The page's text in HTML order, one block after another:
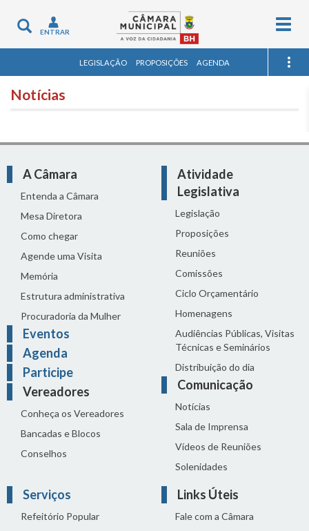
Toggle
navigation
ENTRAR
LEGISLAÇÃO PROPOSIÇÕES AGENDA
Notícias
A Câmara
Entenda a Câmara
Mesa Diretora
Como chegar
Agende uma Visita
Memória
Estrutura administrativa
Procuradoria da Mulher
Eventos
Agenda
Participe
Vereadores
Conheça os Vereadores
Bancadas e Blocos
Conselhos
Atividade
Legislativa
Legislação
Proposições
Reuniões
Comissões
Ciclo Orçamentário
Homenagens
Audiências Públicas, Visitas
Técnicas e Seminários
Distribuição do dia
Comunicação
Notícias
Sala de Imprensa
Vídeos de Reuniões
Solenidades
Serviços
Refeitório Popular
Links Úteis
Fale com a Câmara